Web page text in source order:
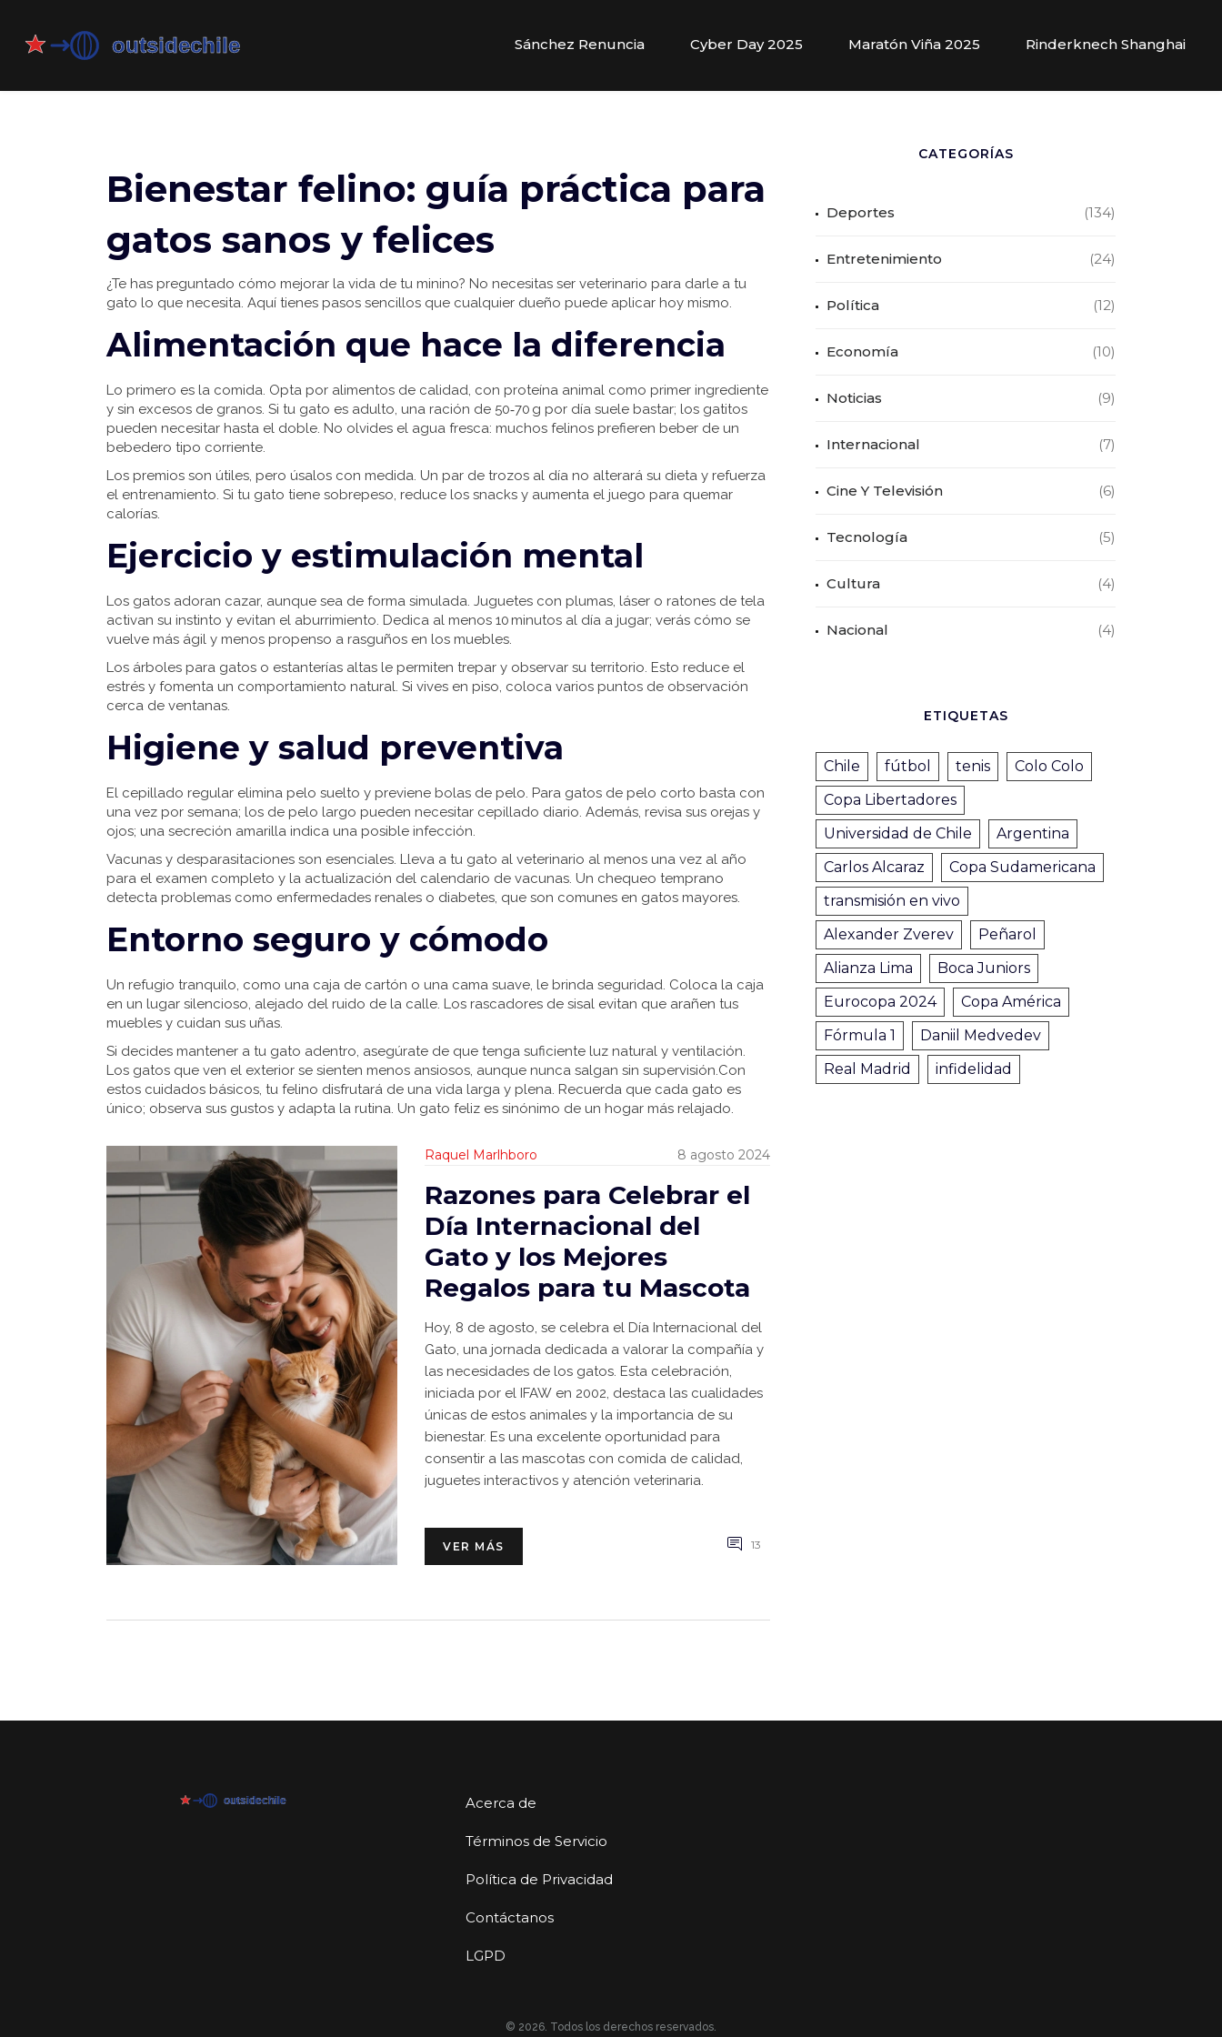
Sánchez Renuncia Cyber Day 2025 Maratón Viña 2025 Rinderknech Shanghai
Bienestar felino: guía práctica para
gatos sanos y felices
¿Te has preguntado cómo mejorar la vida de tu minino? No necesitas ser veterinario para darle a tu
gato lo que necesita. Aquí tienes pasos sencillos que cualquier dueño puede aplicar hoy mismo.
Alimentación que hace la diferencia
Lo primero es la comida. Opta por alimentos de calidad, con proteína animal como primer ingrediente
y sin excesos de granos. Si tu gato es adulto, una ración de 50‑70 g por día suele bastar; los gatitos
pueden necesitar hasta el doble. No olvides el agua fresca: muchos felinos prefieren beber de un
bebedero tipo corriente.
Los premios son útiles, pero úsalos con medida. Un par de trozos al día no alterará su dieta y refuerza
el entrenamiento. Si tu gato tiene sobrepeso, reduce los snacks y aumenta el juego para quemar
calorías.
Ejercicio y estimulación mental
Los gatos adoran cazar, aunque sea de forma simulada. Juguetes con plumas, láser o ratones de tela
activan su instinto y evitan el aburrimiento. Dedica al menos 10 minutos al día a jugar; verás cómo se
vuelve más ágil y menos propenso a rasguños en los muebles.
Los árboles para gatos o estanterías altas le permiten trepar y observar su territorio. Esto reduce el
estrés y fomenta un comportamiento natural. Si vives en piso, coloca varios puntos de observación
cerca de ventanas.
Higiene y salud preventiva
El cepillado regular elimina pelo suelto y previene bolas de pelo. Para gatos de pelo corto basta con
una vez por semana; los de pelo largo pueden necesitar cepillado diario. Además, revisa sus orejas y
ojos; una secreción amarilla indica una posible infección.
Vacunas y desparasitaciones son esenciales. Lleva a tu gato al veterinario al menos una vez al año
para el examen completo y la actualización del calendario de vacunas. Un chequeo temprano
detecta problemas como enfermedades renales o diabetes, que son comunes en gatos mayores.
Entorno seguro y cómodo
Un refugio tranquilo, como una caja de cartón o una cama suave, le brinda seguridad. Coloca la caja
en un lugar silencioso, alejado del ruido de la calle. Los rascadores de sisal evitan que arañen tus
muebles y cuidan sus uñas.
Si decides mantener a tu gato adentro, asegúrate de que tenga suficiente luz natural y ventilación.
Los gatos que ven el exterior se sienten menos ansiosos, aunque nunca salgan sin supervisión.Con
estos cuidados básicos, tu felino disfrutará de una vida larga y plena. Recuerda que cada gato es
único; observa sus gustos y adapta la rutina. Un gato feliz es sinónimo de un hogar más relajado.
Raquel Marlhboro 8 agosto 2024
Razones para Celebrar el
Día Internacional del
Gato y los Mejores
Regalos para tu Mascota
Hoy, 8 de agosto, se celebra el Día Internacional del
Gato, una jornada dedicada a valorar la compañía y
las necesidades de los gatos. Esta celebración,
iniciada por el IFAW en 2002, destaca las cualidades
únicas de estos animales y la importancia de su
bienestar. Es una excelente oportunidad para
consentir a las mascotas con comida de calidad,
juguetes interactivos y atención veterinaria.
VER MÁS 13
CATEGORÍAS
Deportes (134)
Entretenimiento (24)
Política (12)
Economía (10)
Noticias (9)
Internacional (7)
Cine Y Televisión (6)
Tecnología (5)
Cultura (4)
Nacional (4)
ETIQUETAS
Chile fútbol tenis
Colo Colo
Copa Libertadores
Universidad de Chile
Argentina
Carlos Alcaraz
Copa Sudamericana
transmisión en vivo
Alexander Zverev
Peñarol
Alianza Lima
Boca Juniors
Eurocopa 2024
Copa América
Fórmula 1
Daniil Medvedev
Real Madrid
infidelidad
Acerca de
Términos de Servicio
Política de Privacidad
Contáctanos
LGPD
© 2026. Todos los derechos reservados.